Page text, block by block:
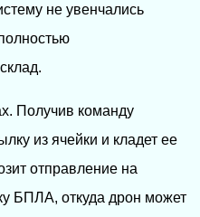
не увенчались
Получив команду
из ячейки и кладет ее
отправление на
БПЛА, откуда дрон может